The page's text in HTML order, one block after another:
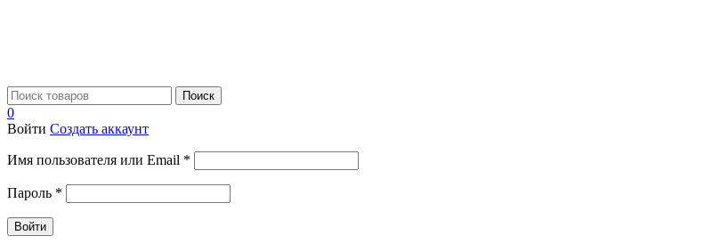
Поиск
0
Войти Создать аккаунт
Имя пользователя или Email *
Пароль *
Войти